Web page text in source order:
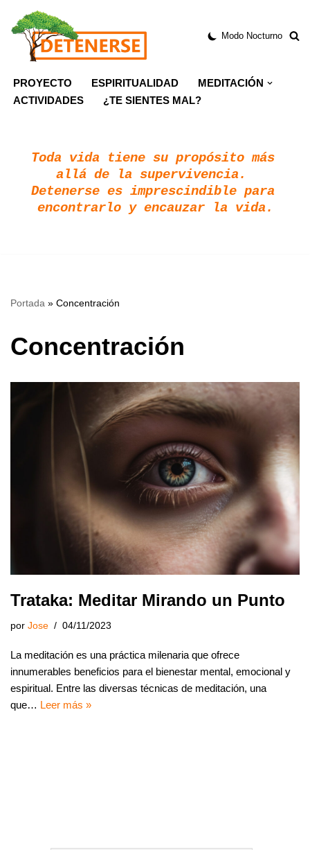
Saltar
Modo Nocturno
PROYECTO ESPIRITUALIDAD
MEDITACIÓN
ACTIVIDADES
¿TE SIENTES MAL?
Toda vida tiene su propósito más
allá de la supervivencia.
Detenerse es imprescindible para
encontrarlo y encauzar la vida.
Portada » Concentración
Concentración
Trataka: Meditar Mirando un Punto
por Jose 04/11/2023
La meditación es una práctica milenaria que ofrece
innumerables beneficios para el bienestar mental, emocional y
espiritual. Entre las diversas técnicas de meditación, una
que… Leer más »